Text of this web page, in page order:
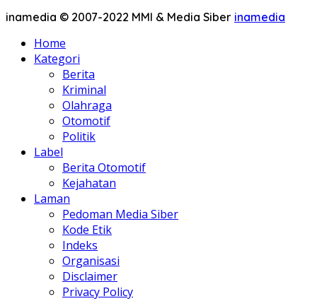
inamedia © 2007-2022 MMI & Media Siber inamedia
Home
Kategori
Berita
Kriminal
Olahraga
Otomotif
Politik
Label
Berita Otomotif
Kejahatan
Laman
Pedoman Media Siber
Kode Etik
Indeks
Organisasi
Disclaimer
Privacy Policy